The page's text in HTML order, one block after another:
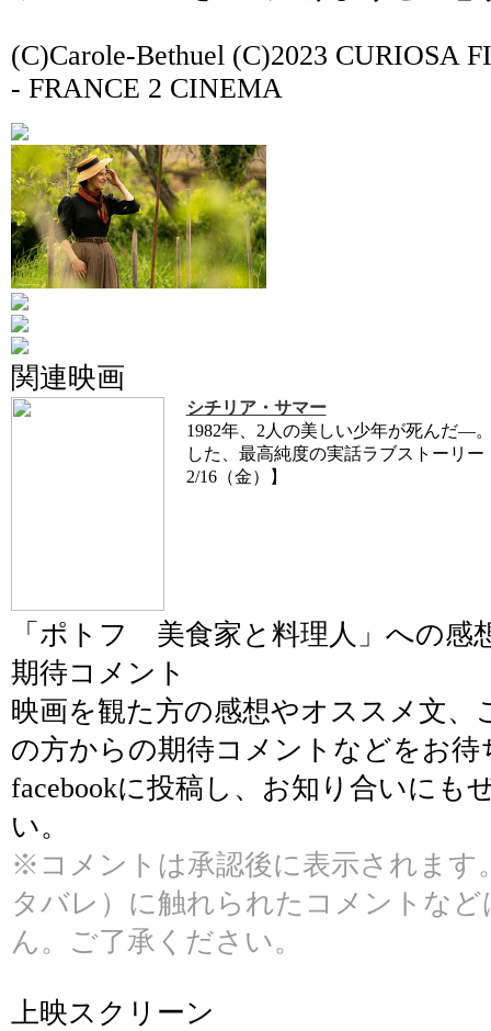
(C)Carole-Bethuel (C)2023 CURIOSA
- FRANCE 2 CINEMA
関連映画
シチリア・サマー
1982年、2人の美しい少年が死んだ―
した、最高純度の実話ラブストーリー
2/16（金）】
「ポトフ 美食家と料理人」への感
期待コメント
映画を観た方の感想やオススメ文、
の方からの期待コメントなどをお
facebookに投稿し、お知り合いにも
い。
※コメントは承認後に表示されます
タバレ）に触れられたコメントな
ん。ご了承ください。
上映スクリーン